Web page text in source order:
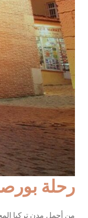
رحلة
من أجمل مدن تركيا